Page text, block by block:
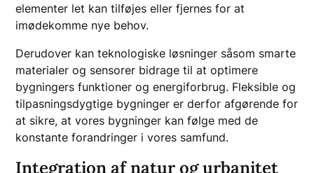
elementer let kan tilføjes eller fjernes for at
imødekomme nye behov.
Derudover kan teknologiske løsninger såsom smarte
materialer og sensorer bidrage til at optimere
bygningers funktioner og energiforbrug. Fleksible og
tilpasningsdygtige bygninger er derfor afgørende for
at sikre, at vores bygninger kan følge med de
konstante forandringer i vores samfund.
Integration af natur og urbanitet